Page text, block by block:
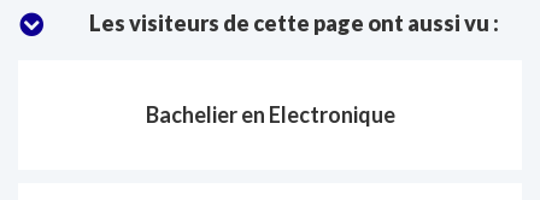
:
Les visiteurs de cette page ont aussi vu :
Bachelier en Electronique